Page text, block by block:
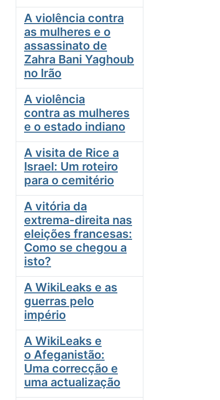
A violência contra
as mulheres e o
assassinato de
Zahra Bani Yaghoub
no Irão
A violência
contra as mulheres
e o estado indiano
A visita de Rice a
Israel: Um roteiro
para o cemitério
A vitória da
extrema-direita nas
eleições francesas:
Como se chegou a
isto?
A WikiLeaks e as
guerras pelo
império
A WikiLeaks e
o Afeganistão:
Uma correcção e
uma actualização